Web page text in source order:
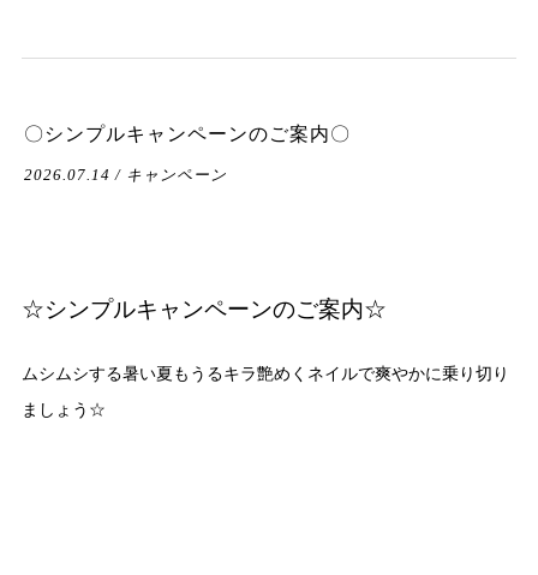
〇シンプルキャンペーンのご案内〇
2026.07.14 / キャンペーン
☆シンプルキャンペーンのご案内☆
ムシムシする暑い夏もうるキラ艶めくネイルで爽やかに乗り切り
ましょう☆